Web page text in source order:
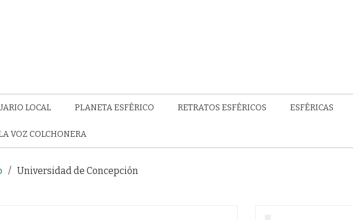
LOCAL PLANETA ESFÉRICO RETRATOS ESFÉRICOS ESFÉRICAS
VOZ COLCHONERA
Universidad de Concepción